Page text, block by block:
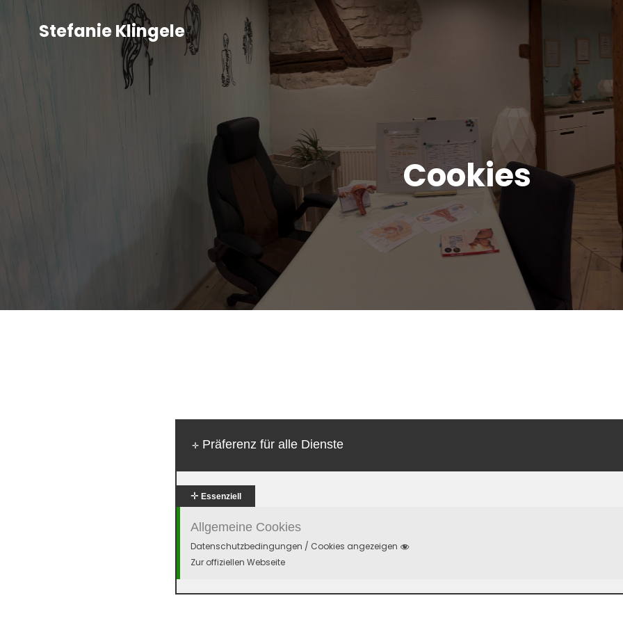
Stefanie Klingele
Cookies
✛ Präferenz für alle Dienste
✛ Essenziell
Allgemeine Cookies
Datenschutzbedingungen / Cookies angezeigen
Zur offiziellen Webseite